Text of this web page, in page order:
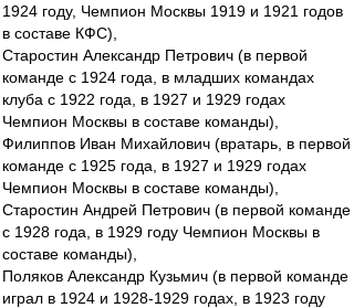
1924 году, Чемпион Москвы 1919 и 1921 годов
в составе КФС),
Старостин Александр Петрович (в первой
команде с 1924 года, в младших командах
клуба с 1922 года, в 1927 и 1929 годах
Чемпион Москвы в составе команды),
Филиппов Иван Михайлович (вратарь, в первой
команде с 1925 года, в 1927 и 1929 годах
Чемпион Москвы в составе команды),
Старостин Андрей Петрович (в первой команде
с 1928 года, в 1929 году Чемпион Москвы в
составе команды),
Поляков Александр Кузьмич (в первой команде
играл в 1924 и 1928-1929 годах, в 1923 году